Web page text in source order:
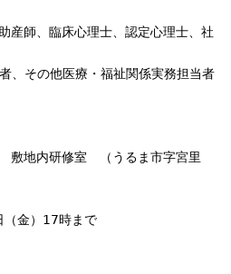
師、臨床心理士、認定心理士、社
他医療・福祉関係実務担当者
地内研修室 （うるま市字宮里
金）17時まで